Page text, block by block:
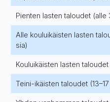
Pienten lasten taloudet (alle
Alle kouluikäisten lasten
sia)
Kouluikäisten lasten taloudet
Teini-ikäisten taloudet (13–17